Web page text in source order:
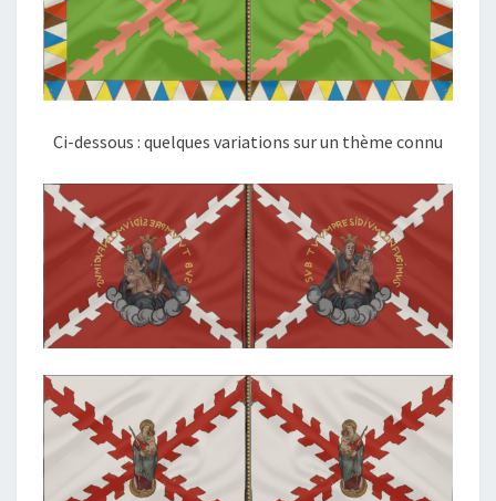
Ci-dessous : quelques variations sur un thème connu